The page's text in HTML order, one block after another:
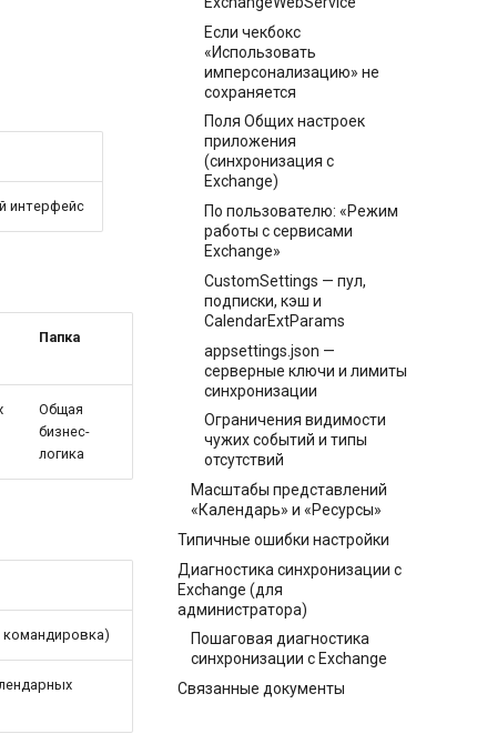
Если чекбокс
«Использовать
имперсонализацию» не
сохраняется
Поля Общих настроек
приложения
(синхронизация с
Exchange)
По пользователю: «Режим
работы с сервисами
Exchange»
CustomSettings — пул,
подписки, кэш и
CalendarExtParams
appsettings.json —
серверные ключи и лимиты
синхронизации
Ограничения видимости
чужих событий и типы
отсутствий
Масштабы представлений
«Календарь» и «Ресурсы»
Типичные ошибки настройки
Диагностика синхронизации с
Exchange (для
администратора)
Пошаговая диагностика
синхронизации с Exchange
Связанные документы
интерфейс
Папка
Общая
бизнес-
логика
командировка)